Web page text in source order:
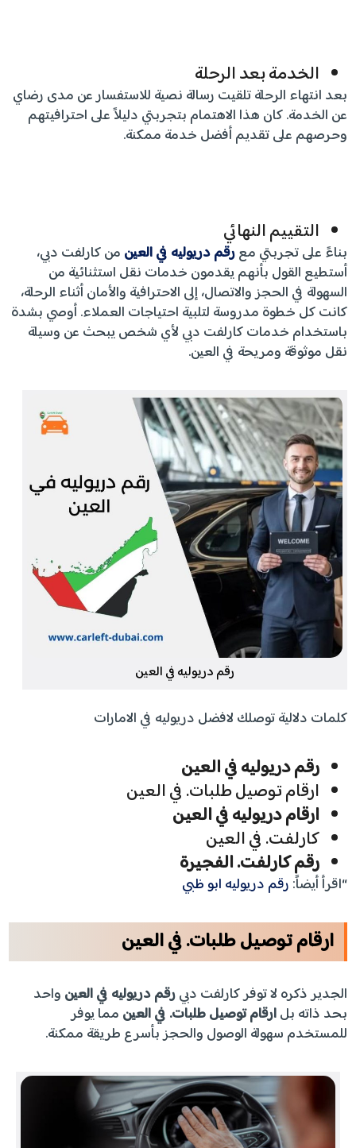
الخدمة بعد الرحلة
بعد انتهاء الرحلة تلقيت رسالة نصية للاستفسار عن مدى رضاي
عن الخدمة. كان هذا الاهتمام بتجربتي دليلاً على احترافيتهم
وحرصهم على تقديم أفضل خدمة ممكنة.
التقييم النهائي
بناءً على تجربتي معرقم دريوليه في العين من كارلفت دبي،
أستطيع القول بأنهم يقدمون خدمات نقل استثنائية من
السهولة في الحجز والاتصال، إلى الاحترافية والأمان أثناء الرحلة،
كانت كل خطوة مدروسة لتلبية احتياجات العملاء. أوصي بشدة
باستخدام خدمات كارلفت دبي لأي شخص يبحث عن وسيلة
نقل موثوقة ومريحة في العين.
رقم دريوليه في العين
كلمات دلالية توصلك لافضل دريوليه في الامارات
رقم دريوليه في العين
ارقام توصيل طلبات. في العين
ارقام دريوليه في العين
كارلفت. في العين
رقم كارلفت. الفجيرة
“اقرأ أيضاً: رقم دريوليه ابو ظبي
ارقام توصيل طلبات. في العين
الجدير ذكره لا توفر كارلفت دبيرقم دريوليه في العين واحد
بحد ذاته بلارقام توصيل طلبات. في العين مما يوفر
للمستخدم سهولة الوصول والحجز بأسرع طريقة ممكنة.